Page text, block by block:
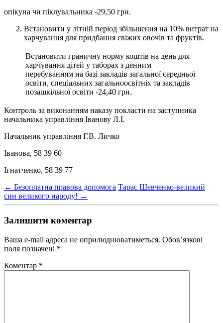
опікуна чи піклувальника -29,50 грн.
Встановити у літній період збільшення на 10% витрат на
харчування для придбання свіжих овочів та фруктів.
Встановити граничну норму коштів на день для
харчування дітей у таборах з денним
перебуванням на базі закладів загальної середньої
освіти, спеціальних загальноосвітніх та закладів
позашкільної освіти -24,40 грн.
Контроль за виконанням наказу покласти на заступника
начальника управління Іванову Л.І.
Начальник управління Г.В. Личко
Іванова, 58 39 60
Ігнатченко, 58 39 77
← Безоплатна правова допомога Тарас Шевченко-великий
син великого народу! →
Залишити коментар
Ваша e-mail адреса не оприлюднюватиметься. Обов’язкові
поля позначені *
Коментар *